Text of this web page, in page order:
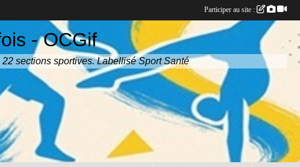
- OCGif
sections sportives. Labellisé Sport Santé
Participer au site :